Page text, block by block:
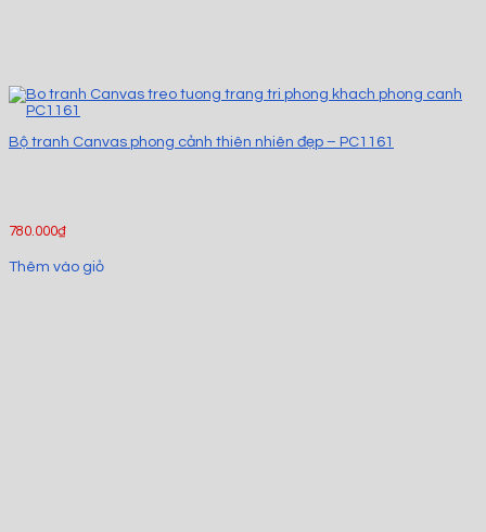
Bộ tranh Canvas phong cảnh thiên nhiên đẹp – PC1161
780.000₫
Thêm vào giỏ